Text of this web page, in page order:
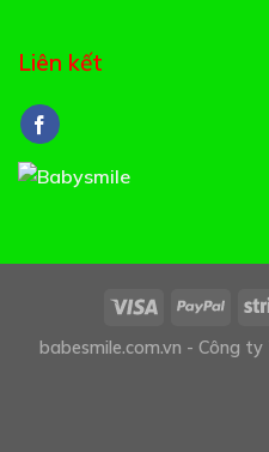
Liên kết
babesmile.com.vn - Công